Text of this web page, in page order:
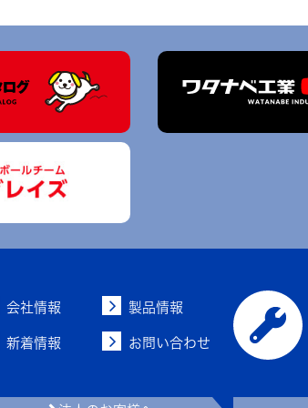
会社情報
製品情報
新着情報
お問い合わせ